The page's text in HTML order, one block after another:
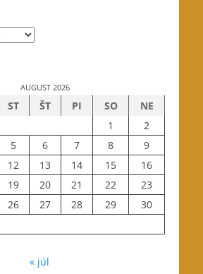
AUGUST 2026
ST ŠT PI SO
NE
1
2
5 6 7 8
9
12 13 14 15
16
19 20 21 22
23
26 27 28 29
30
« júl